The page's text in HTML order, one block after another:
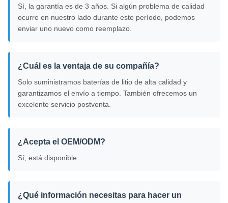
Sí, la garantía es de 3 años. Si algún problema de calidad
ocurre en nuestro lado durante este período, podemos
enviar uno nuevo como reemplazo.
¿Cuál es la ventaja de su compañía?
Solo suministramos baterías de litio de alta calidad y
garantizamos el envío a tiempo. También ofrecemos un
excelente servicio postventa.
¿Acepta el OEM/ODM?
Sí, está disponible.
¿Qué información necesitas para hacer un